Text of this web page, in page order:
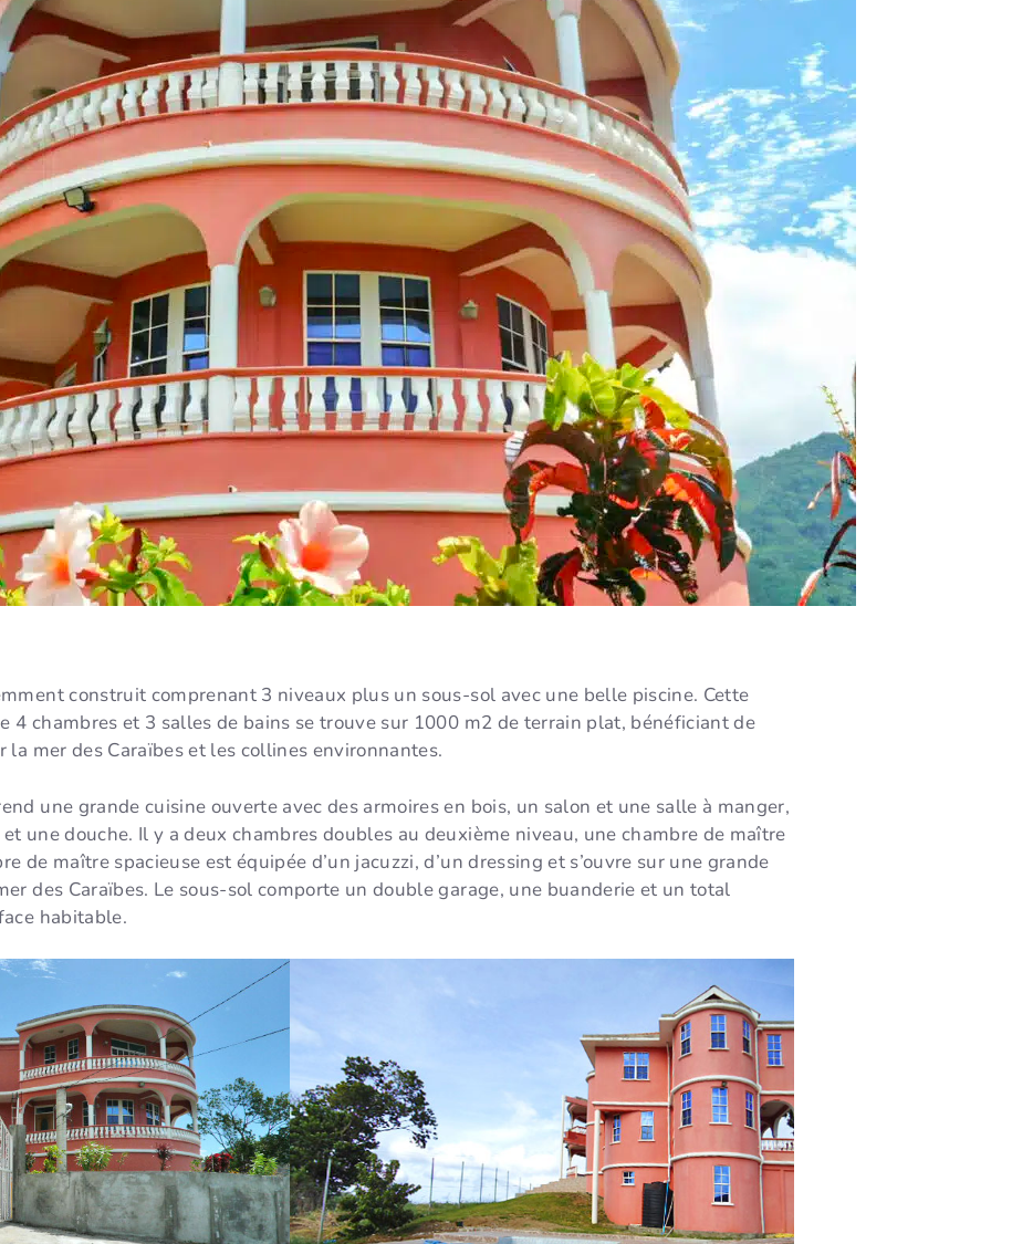
construit comprenant 3 niveaux plus un sous-sol avec une belle piscine. Cette
4 chambres et 3 salles de bains se trouve sur 1000 m2 de terrain plat, bénéficiant de
mer des Caraïbes et les collines environnantes.
une grande cuisine ouverte avec des armoires en bois, un salon et une salle à manger,
une douche. Il y a deux chambres doubles au deuxième niveau, une chambre de maître
de maître spacieuse est équipée d’un jacuzzi, d’un dressing et s’ouvre sur une grande
des Caraïbes. Le sous-sol comporte un double garage, une buanderie et un total
habitable.